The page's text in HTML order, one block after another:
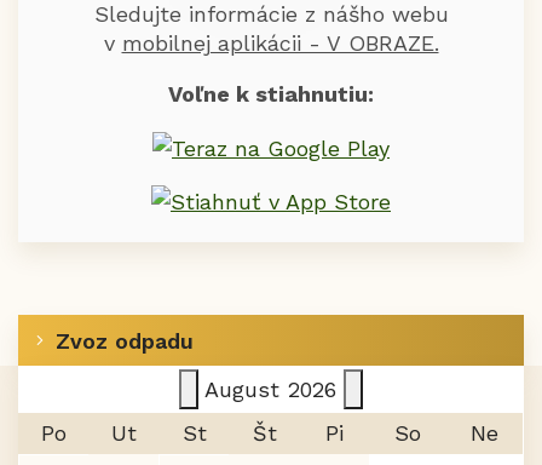
Sledujte informácie z nášho webu
v mobilnej aplikácii - V OBRAZE.
Voľne k stiahnutiu:
Zvoz odpadu
August 2026
Po
Ut St Št Pi So
Ne